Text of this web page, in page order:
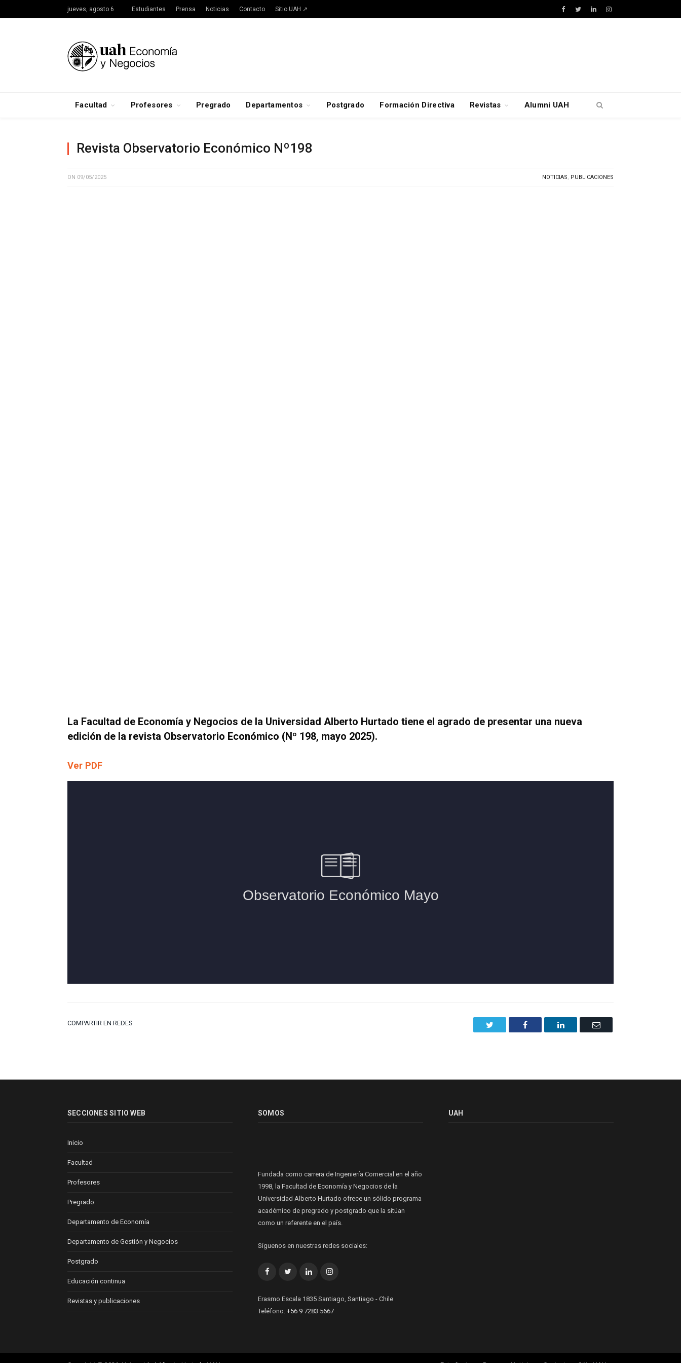
jueves, agosto 6 Estudiantes Prensa Noticias Contacto Sitio UAH ↗ Facebook
TwitterLinkedInInstagram
Facultad Profesores Pregrado Departamentos Postgrado Formación Directiva Revistas Alumni UAH
Revista Observatorio Económico Nº198
ON 09/05/2025 NOTICIAS, PUBLICACIONES
La Facultad de Economía y Negocios de la Universidad Alberto Hurtado tiene el agrado de presentar una nueva
edición de la revista Observatorio Económico (Nº 198, mayo 2025).
Ver PDF
COMPARTIR EN REDES Facebook LinkedIn Email
SECCIONES SITIO WEB
Inicio
Facultad
Profesores
Pregrado
Departamento de Economía
Departamento de Gestión y Negocios
Postgrado
Educación continua
Revistas y publicaciones
SOMOS
Fundada como carrera de Ingeniería Comercial en el año
1998, la Facultad de Economía y Negocios de la
Universidad Alberto Hurtado ofrece un sólido programa
académico de pregrado y postgrado que la sitúan
como un referente en el país.
Síguenos en nuestras redes sociales:
FacebookTwitterLinkedInInstagram
Erasmo Escala 1835 Santiago, Santiago - Chile
Teléfono: +56 9 7283 5667
UAH